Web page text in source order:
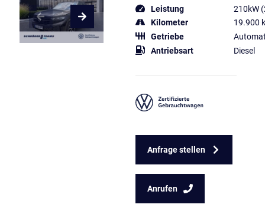
Leistung
210kW
Kilometer
19.900
Getriebe
Antriebsart
Diesel
Anfrage stellen
Anrufen